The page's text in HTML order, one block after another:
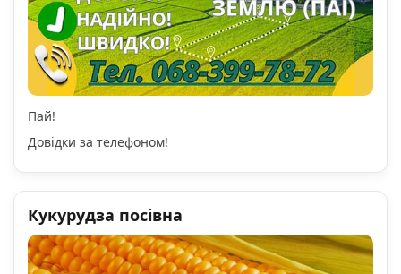
Пай!
Довідки за телефоном!
Кукурудза посівна